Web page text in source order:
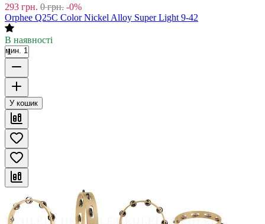
293 грн. 0 грн. -0%
Orphee Q25C Color Nickel Alloy Super Light 9-42
В наявності
мин. 1
У кошик